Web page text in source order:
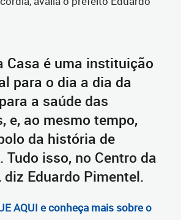
Casa é uma instituição
para o dia a dia da
a saúde das
e, ao mesmo tempo,
da história de
Tudo isso, no Centro da
diz Eduardo Pimentel.
AQUI e conheça mais sobre o